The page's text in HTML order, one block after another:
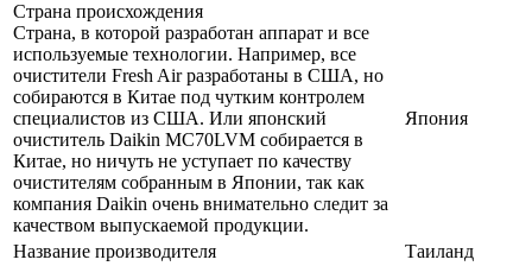
Страна происхождения
Страна, в которой разработан аппарат и все
используемые технологии. Например, все
очистители Fresh Air разработаны в США, но
собираются в Китае под чутким контролем
специалистов из США. Или японский
очиститель Daikin MC70LVM собирается в
Китае, но ничуть не уступает по качеству
очистителям собранным в Японии, так как
компания Daikin очень внимательно следит за
качеством выпускаемой продукции.
Япония
Название производителя
Таиланд